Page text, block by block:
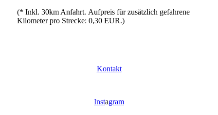
(* Inkl. 30km Anfahrt. Aufpreis für zusätzlich gefahrene
Kilometer pro Strecke: 0,30 EUR.)
Kontakt
Instagram